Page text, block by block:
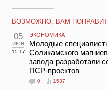
ВОЗМОЖНО, ВАМ
05
июн
15:17
ЭКОНОМИКА
Молодые
Соликамского
завода разработали
ПСР-проектов
0 1537